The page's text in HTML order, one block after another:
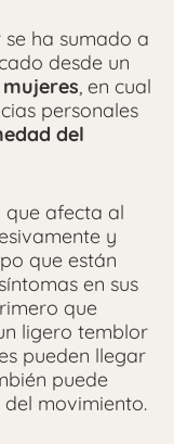
ha sumado a
desde un
, en cual
personales
del
que afecta al
y
que están
en sus
que
ligero temblor
pueden llegar
puede
movimiento.